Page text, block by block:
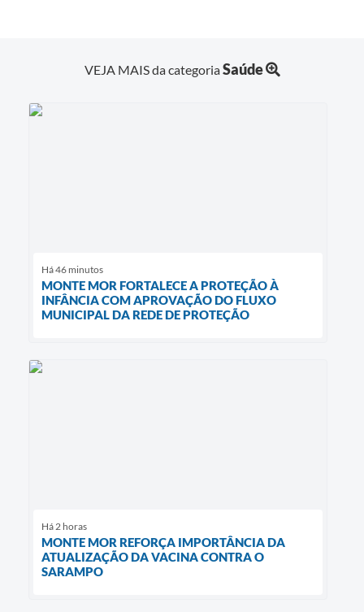
VEJA MAIS da categoriaSaúde
Há 46 minutos
MONTE MOR FORTALECE A PROTEÇÃO À
INFÂNCIA COM APROVAÇÃO DO FLUXO
MUNICIPAL DA REDE DE PROTEÇÃO
Há 2 horas
MONTE MOR REFORÇA IMPORTÂNCIA DA
ATUALIZAÇÃO DA VACINA CONTRA O
SARAMPO